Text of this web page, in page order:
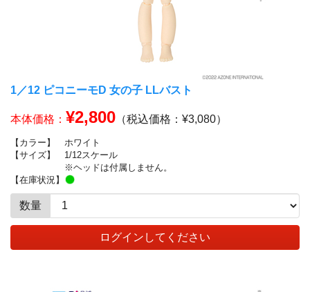
1／12 ピコニーモD 女の子 LLバスト
本体価格： ¥2,800 （税込価格：¥3,080）
【カラー】
ホワイト
【サイズ】
1/12スケール
※ヘッドは付属しません。
【在庫状況】
数量
ログインしてください